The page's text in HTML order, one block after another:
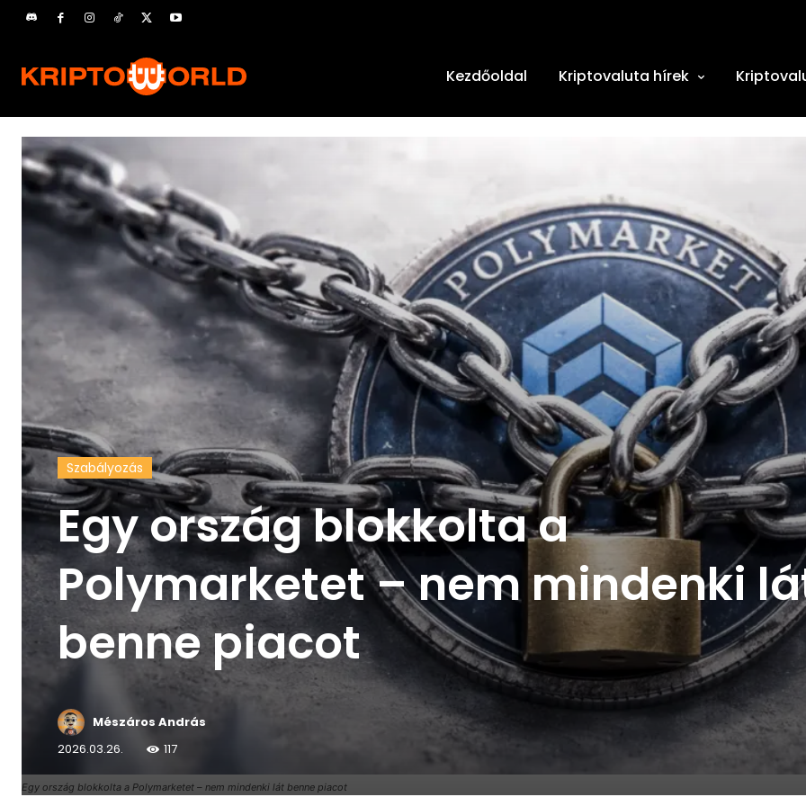
Kezdőoldal Kriptovaluta hírek
Egy ország blokkolta a Polymarketet – nem mindenki lát benne piacot
Szabályozás
Egy ország blokkolta a
Polymarketet – nem mindenki
benne piacot
Mészáros András
2026.03.26.
117